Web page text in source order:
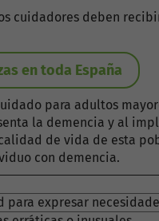
cuidadores deben
en toda España
para adultos
la demencia y al
de vida de esta
con demencia.
para expresar